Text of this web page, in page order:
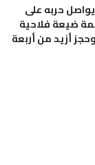
حربه على
ضيعة فلاحية
أزيد من أربعة